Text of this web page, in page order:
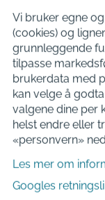
Pterostilbene
enn
Hvordan
Du bør alltid
oppstart
som erstatning
Anbefalt
måleskje
Vi bruker egne
(cookies) og
grunnleggende
tilpasse
brukerdata med
kan velge å
valgene dine per
helst endre eller
«personvern»
Les mer om
Googles